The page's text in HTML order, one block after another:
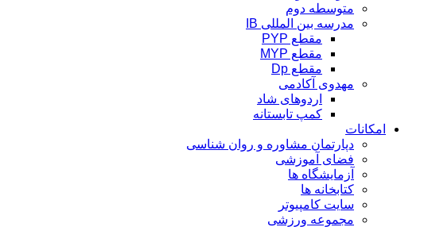
متوسطه دوم
مدرسه بین المللی IB
مقطع PYP
مقطع MYP
مقطع Dp
مهدوی آکادمی
اردوهای شاد
کمپ تابستانه
امکانات
دپارتمان مشاوره و روان شناسی
فضای آموزشی
آزمایشگاه ها
کتابخانه ها
سایت کامپیوتر
مجموعه ورزشی